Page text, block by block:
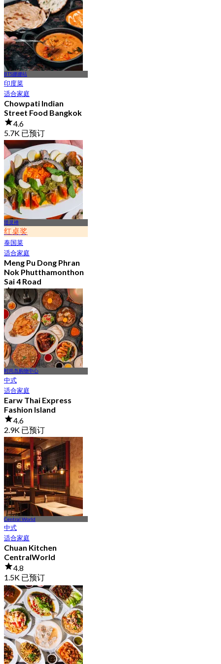
BTS娜娜站
印度菜
适合家庭
Chowpati Indian
Street Food Bangkok
4.6
5.7K 已预订
起฿ 399
塔灵禅
红桌奖
泰国菜
适合家庭
Meng Pu Dong Phran
Nok Phutthamonthon
Sai 4 Road
4.6
2.9K 已预订
起฿ 323
时尚岛购物中心
中式
适合家庭
Earw Thai Express
Fashion Island
4.6
2.9K 已预订
起฿ 699
Central World
中式
适合家庭
Chuan Kitchen
CentralWorld
4.8
1.5K 已预订
起฿ 535